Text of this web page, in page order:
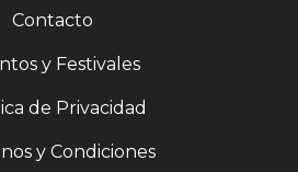
tu entorno, las personas que
con las que interactúas o
tu mente o tus emociones
decisiones.
Contacto
y Festivales
de Privacidad
y Condiciones